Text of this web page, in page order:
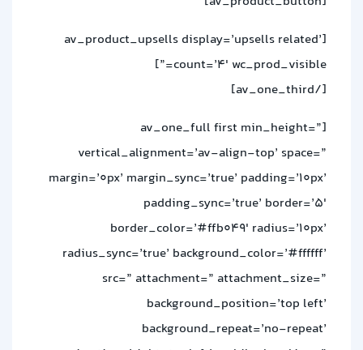
[av_product_upsells display=’upsells related’
count=’4′ wc_prod_visible=”]
[/av_one_third]
[av_one_full first min_height=”
vertical_alignment=’av-align-top’ space=”
margin=’0px’ margin_sync=’true’ padding=’10px’
padding_sync=’true’ border=’5′
border_color=’#ffb049′ radius=’10px’
radius_sync=’true’ background_color=’#ffffff’
src=” attachment=” attachment_size=”
background_position=’top left’
background_repeat=’no-repeat’